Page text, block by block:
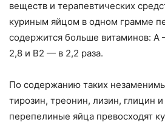
веществ и терапевтических
куриным яйцом в одном грамме
содержится больше витаминов: А
2,8 и В2 — в 2,2 раза.
По содержанию таких
тирозин, треонин, лизин, глицин и
перепелиные яйца превосходят